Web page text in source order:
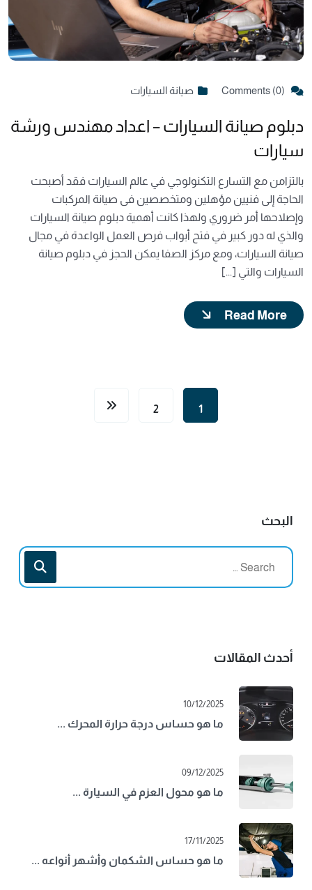
صيانة السيارات
دبلوم صيانة السيارات – اعداد مهندس ورشة
سيارات
بالتزامن مع التسارع التكنولوجي في عالم السيارات فقد أصبحت
الحاجة إلى فنيين مؤهلين ومتخصصين فى صيانة المركبات
وإصلاحها أمر ضروري ولهذا كانت أهمية دبلوم صيانة السيارات
والذي له دور كبير في فتح أبواب فرص العمل الواعدة في مجال
صيانة السيارات، ومع مركز الصفا يمكن الحجز في دبلوم صيانة
السيارات والتي [...]
Read More
1
2
البحث
أحدث المقالات
10/12/2025
ما هو حساس درجة حرارة المحرك ...
09/12/2025
ما هو محول العزم في السيارة ...
17/11/2025
ما هو حساس الشكمان وأشهر أنواعه ...